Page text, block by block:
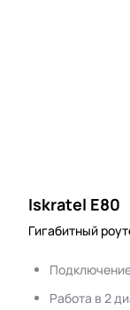
Iskratel E80
Гигабитный
Работа в 2